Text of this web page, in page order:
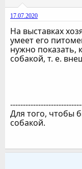
17.07.2020
На выставках
умеет его
нужно показать,
собакой, т. е.
Для того, чтобы
собакой.